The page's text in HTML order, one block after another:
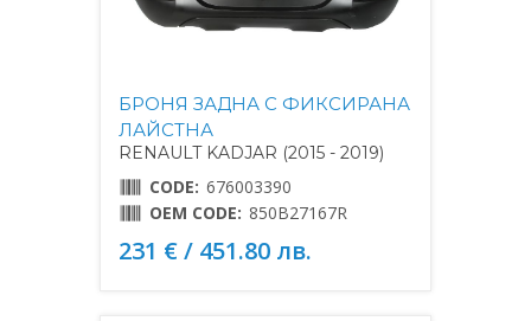
БРОНЯ ЗАДНА С ФИКСИРАНА
ЛАЙСТНА
RENAULT KADJAR (2015 - 2019)
CODE: 676003390
OEM CODE: 850B27167R
231 € / 451.80 лв.